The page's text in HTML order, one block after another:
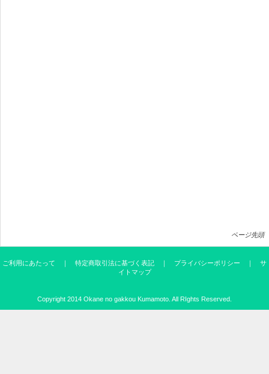
ページ先頭
ご利用にあたって ｜ 特定商取引法に基づく表記 ｜ プライバシーポリシー ｜ サ
イトマップ
Copyright 2014 Okane no gakkou Kumamoto . All RIghts Reserved.